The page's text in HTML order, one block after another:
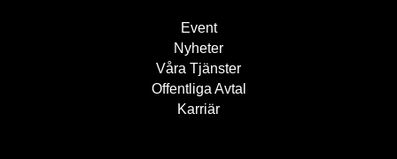
Event
Nyheter
Våra Tjänster
Offentliga Avtal
Karriär